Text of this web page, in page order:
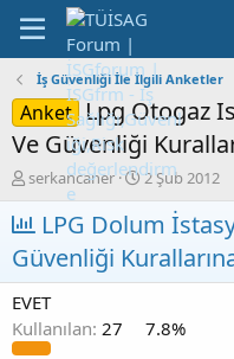
İş Güvenliği İle İlgili Anketler
Anket Lpg Otogaz
Ve Güvenliği
K
o
n
b
u
y
u
b
a
serkancaner
B
a
ş
l
a
n
ı
2 Şub 2012
LPG Dolum
Güvenliği
EVET
Kullanılan: 27 7.8%